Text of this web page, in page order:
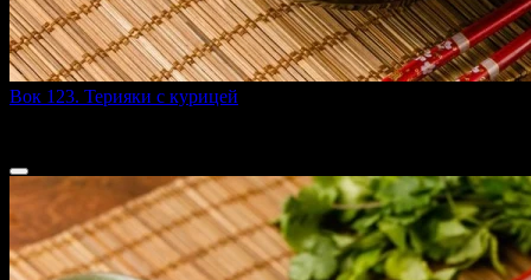
Вок 123. Терияки с курицей